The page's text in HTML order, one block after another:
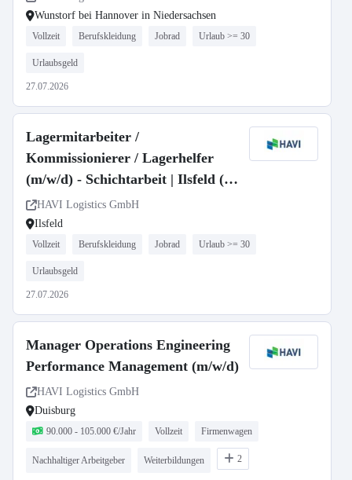
Wunstorf bei Hannover in Niedersachsen
Vollzeit Berufskleidung Jobrad Urlaub >= 30
Urlaubsgeld
27.07.2026
Lagermitarbeiter /
Kommissionierer / Lagerhelfer
(m/w/d) - Schichtarbeit | Ilsfeld (bei
Heilbronn, Ludwigsburg,
Bietigheim-Bissingen)
HAVI Logistics GmbH
Ilsfeld
Vollzeit Berufskleidung Jobrad Urlaub >= 30
Urlaubsgeld
27.07.2026
Manager Operations Engineering
Performance Management (m/w/d)
HAVI Logistics GmbH
Duisburg
90.000 - 105.000 €/Jahr Vollzeit Firmenwagen
Nachhaltiger Arbeitgeber Weiterbildungen 2